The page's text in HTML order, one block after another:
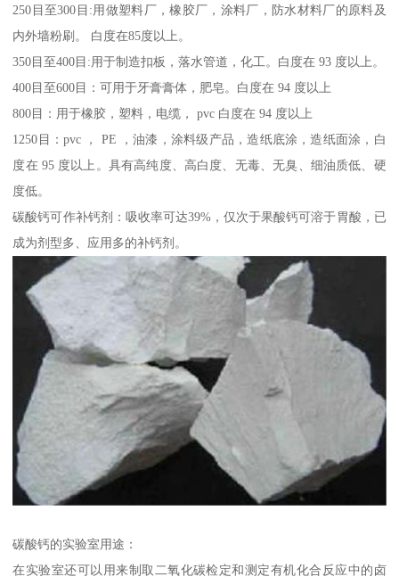
250目至300目:用做塑料厂，橡胶厂，涂料厂，防水材料厂的原料及
内外墙粉刷。 白度在85度以上。
350目至400目:用于制造扣板，落水管道，化工。白度在 93 度以上。
400目至600目：可用于牙膏膏体，肥皂。白度在 94 度以上
800目：用于橡胶，塑料，电缆， pvc 白度在 94 度以上
1250目：pvc ， PE ，油漆，涂料级产品，造纸底涂，造纸面涂，白
度在 95 度以上。具有高纯度、高白度、无毒、无臭、细油质低、硬
度低。
碳酸钙可作补钙剂：吸收率可达39%，仅次于果酸钙可溶于胃酸，已
成为剂型多、应用多的补钙剂。
碳酸钙的实验室用途：
在实验室还可以用来制取二氧化碳检定和测定有机化合反应中的卤